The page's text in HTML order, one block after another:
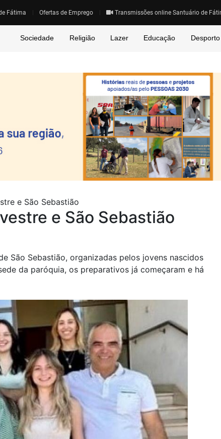
Fátima Ofertas de Emprego Transmissões online Santuário de
Sociedade Religião Lazer Educação Desporto
e São Sebastião
e São Sebastião
São Sebastião, organizadas pelos jovens nascidos
da paróquia, os preparativos já começaram e há